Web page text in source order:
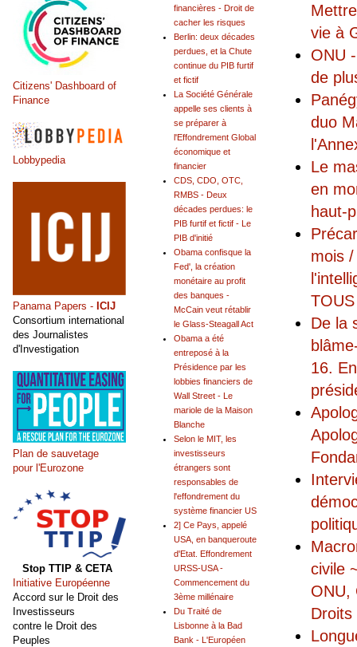
vie à
ONU
de
duo
Le
en
haut-
mois
De la
16.
civile
ONU,
Droits
financières - Droit de
cacher les risques
Berlin: deux décades
perdues, et la Chute
continue du PIB furtif
et fictif
La Société Générale
appelle ses clients à
se préparer à
l'Effondrement Global
économique et
financier
CDS, CDO, OTC,
RMBS - Deux
décades perdues: le
PIB furtif et fictif - Le
PIB d'initié
Obama confisque la
Fed', la création
monétaire au profit
des banques -
McCain veut rétablir
le Glass-Steagall Act
Obama a été
entreposé à la
Présidence par les
lobbies financiers de
Wall Street - Le
mariole de la Maison
Blanche
Selon le MIT, les
investisseurs
étrangers sont
responsables de
l'effondrement du
système financier US
2] Ce Pays, appelé
USA, en banqueroute
d'Etat. Effondrement
URSS-USA -
Commencement du
3ème millénaire
Du Traité de
Lisbonne à la Bad
Bank - L'Européen
Citizens' Dashboard of
Finance
Lobbypedia
Panama Papers - ICIJ
Consortium international
des Journalistes
d'Investigation
Plan de sauvetage
pour l'Eurozone
Stop TTIP & CETA
Initiative Européenne
Accord sur le Droit des
Investisseurs
contre le Droit des
Peuples